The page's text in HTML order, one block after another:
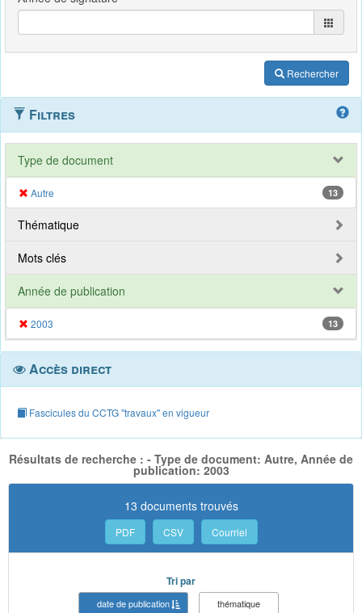
Rechercher
Filtres
Type de document
Autre 13
Thématique
Mots clés
Année de publication
2003 13
Accès direct
Fascicules du CCTG "travaux" en vigueur
Résultats de recherche : - Type de document: Autre, Année de
publication: 2003
13 documents trouvés
PDF CSV Courriel
Tri par
date de publication
thématique